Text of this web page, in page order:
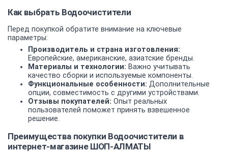
Как выбрать Водоочистители
Перед покупкой обратите внимание на ключевые
параметры:
Производитель и страна изготовления:
Европейские, американские, азиатские бренды.
Материалы и технологии: Важно учитывать
качество сборки и используемые компоненты.
Функциональные особенности: Дополнительные
опции, совместимость с другими устройствами.
Отзывы покупателей: Опыт реальных
пользователей поможет принять взвешенное
решение.
Преимущества покупки Водоочистители в
интернет-магазине ШОП-АЛМАТЫ